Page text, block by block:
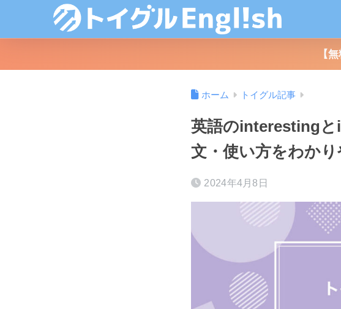
【
ホーム トイグル記事
英語のinterestingと
文・使い方をわかり
2024年4月8日